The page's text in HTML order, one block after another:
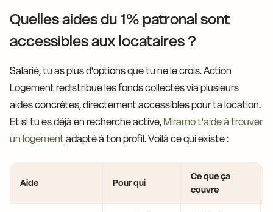
Quelles aides du 1% patronal sont
accessibles aux locataires ?
Salarié, tu as plus d'options que tu ne le crois. Action
Logement redistribue les fonds collectés via plusieurs
aides concrètes, directement accessibles pour ta location.
Et si tu es déjà en recherche active, Miramo t'aide à trouver
un logementadapté à ton profil. Voilà ce qui existe :
Aide Pour qui
Ce que ça
couvre